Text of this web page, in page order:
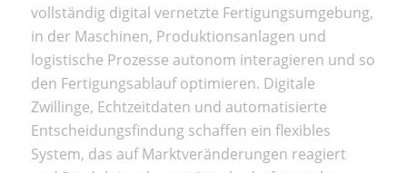
vollständig digital vernetzte Fertigungsumgebung,
in der Maschinen, Produktionsanlagen und
logistische Prozesse autonom interagieren und so
den Fertigungsablauf optimieren. Digitale
Zwillinge, Echtzeitdaten und automatisierte
Entscheidungsfindung schaffen ein flexibles
System, das auf Marktveränderungen reagiert